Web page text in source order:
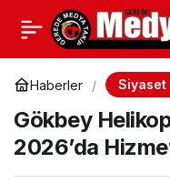
Haberler Siyaset
Gökbey
2026’da
YHT Biletlerinde
Öğretmenlere İndirim
Uygulanacak